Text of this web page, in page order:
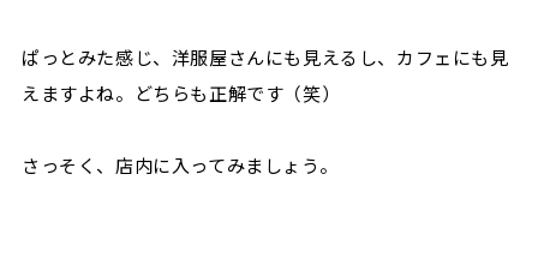
ぱっとみた感じ、洋服屋さんにも見えるし、カフェにも見
えますよね。どちらも正解です（笑）
さっそく、店内に入ってみましょう。